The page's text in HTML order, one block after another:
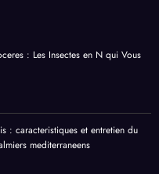
: Les Insectes en N qui Vous
: caracteristiques et entretien du
mediterraneens